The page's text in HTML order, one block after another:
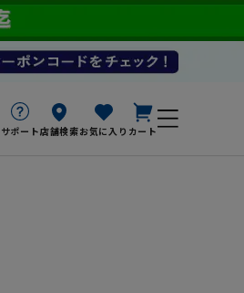
サポート店舗検索お気に入り カート